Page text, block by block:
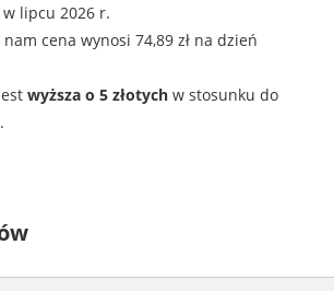
lipcu 2026 r.
cena wynosi 74,89 zł na dzień
wyższa o 5 złotych w stosunku do